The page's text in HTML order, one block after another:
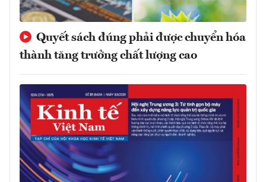
Quyết sách đúng phải được chuyển hóa
thành tăng trưởng chất lượng cao